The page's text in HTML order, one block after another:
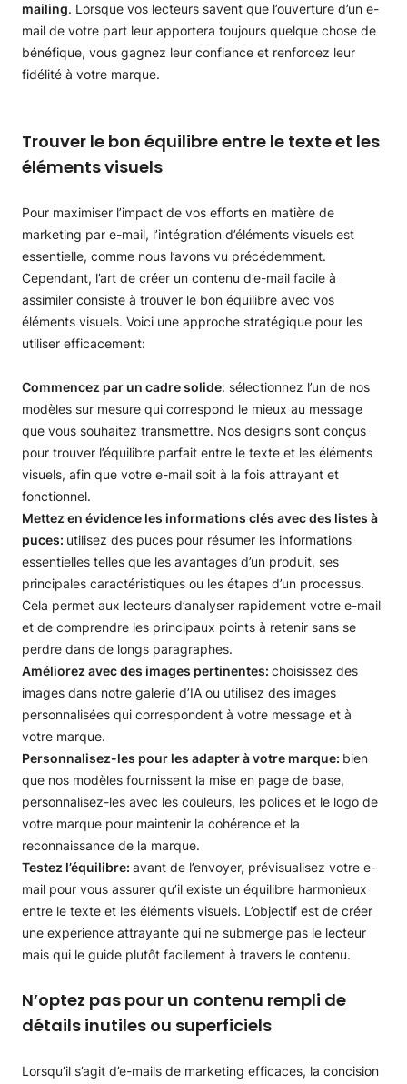
mailing. Lorsque vos lecteurs savent que l’ouverture d’un e-
mail de votre part leur apportera toujours quelque chose de
bénéfique, vous gagnez leur confiance et renforcez leur
fidélité à votre marque.
Trouver le bon équilibre entre le texte et les
éléments visuels
Pour maximiser l’impact de vos efforts en matière de
marketing par e-mail, l’intégration d’éléments visuels est
essentielle, comme nous l’avons vu précédemment.
Cependant, l’art de créer un contenu d’e-mail facile à
assimiler consiste à trouver le bon équilibre avec vos
éléments visuels. Voici une approche stratégique pour les
utiliser efficacement:
Commencez par un cadre solide: sélectionnez l’un de nos
modèles sur mesure qui correspond le mieux au message
que vous souhaitez transmettre. Nos designs sont conçus
pour trouver l’équilibre parfait entre le texte et les éléments
visuels, afin que votre e-mail soit à la fois attrayant et
fonctionnel.
Mettez en évidence les informations clés avec des listes à
puces: utilisez des puces pour résumer les informations
essentielles telles que les avantages d’un produit, ses
principales caractéristiques ou les étapes d’un processus.
Cela permet aux lecteurs d’analyser rapidement votre e-mail
et de comprendre les principaux points à retenir sans se
perdre dans de longs paragraphes.
Améliorez avec des images pertinentes: choisissez des
images dans notre galerie d’IA ou utilisez des images
personnalisées qui correspondent à votre message et à
votre marque.
Personnalisez-les pour les adapter à votre marque: bien
que nos modèles fournissent la mise en page de base,
personnalisez-les avec les couleurs, les polices et le logo de
votre marque pour maintenir la cohérence et la
reconnaissance de la marque.
Testez l’équilibre: avant de l’envoyer, prévisualisez votre e-
mail pour vous assurer qu’il existe un équilibre harmonieux
entre le texte et les éléments visuels. L’objectif est de créer
une expérience attrayante qui ne submerge pas le lecteur
mais qui le guide plutôt facilement à travers le contenu.
N’optez pas pour un contenu rempli de
détails inutiles ou superficiels
Lorsqu’il s’agit d’e-mails de marketing efficaces, la concision